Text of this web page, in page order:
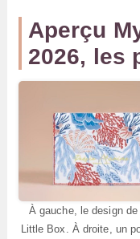
Aperçu
2026, les
À gauche, le design
Little Box. À droite, un